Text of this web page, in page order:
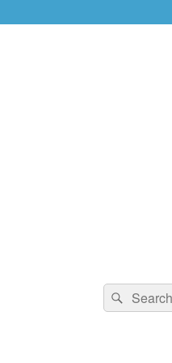
検
索:
検
索